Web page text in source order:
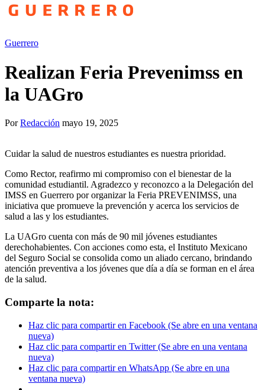
Guerrero
Realizan Feria Prevenimss en
la UAGro
PorRedacción mayo 19, 2025
Cuidar la salud de nuestros estudiantes es nuestra prioridad.
Como Rector, reafirmo mi compromiso con el bienestar de la
comunidad estudiantil. Agradezco y reconozco a la Delegación del
IMSS en Guerrero por organizar la Feria PREVENIMSS, una
iniciativa que promueve la prevención y acerca los servicios de
salud a las y los estudiantes.
La UAGro cuenta con más de 90 mil jóvenes estudiantes
derechohabientes. Con acciones como esta, el Instituto Mexicano
del Seguro Social se consolida como un aliado cercano, brindando
atención preventiva a los jóvenes que día a día se forman en el área
de la salud.
Comparte la nota:
Haz clic para compartir en Facebook (Se abre en una ventana
nueva)
Haz clic para compartir en Twitter (Se abre en una ventana
nueva)
Haz clic para compartir en WhatsApp (Se abre en una
ventana nueva)